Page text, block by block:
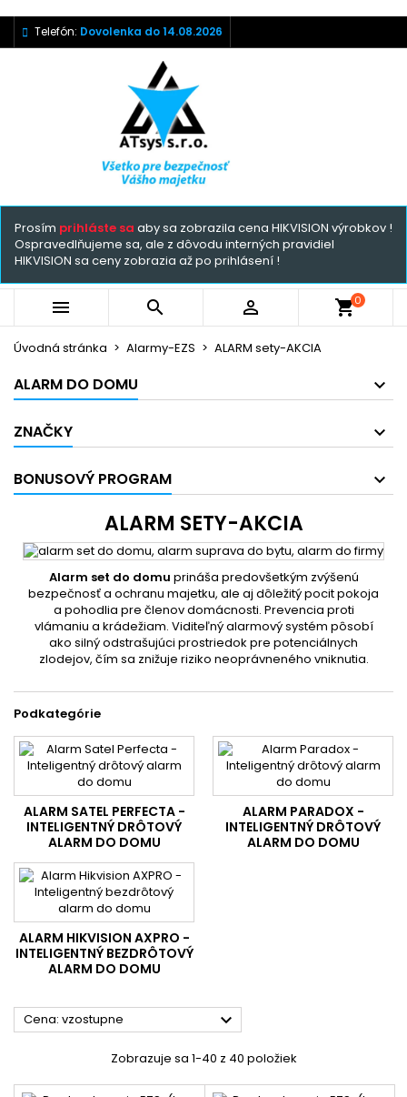
Telefón: Dovolenka do 14.08.2026
Prosím prihláste sa aby sa zobrazila cena HIKVISION výrobkov !
Ospravedlňujeme sa, ale z dôvodu interných pravidiel
HIKVISION sa ceny zobrazia až po prihlásení !
   shopping_cart0
Úvodná stránka Alarmy-EZS ALARM sety-AKCIA
ALARM DO DOMU
ZNAČKY
BONUSOVÝ PROGRAM
ALARM SETY-AKCIA
Alarm set do domu prináša predovšetkým zvýšenú
bezpečnosť a ochranu majetku, ale aj dôležitý pocit pokoja
a pohodlia pre členov domácnosti. Prevencia proti
vlámaniu a krádežiam. Viditeľný alarmový systém pôsobí
ako silný odstrašujúci prostriedok pre potenciálnych
zlodejov, čím sa znižuje riziko neoprávneného vniknutia.
Podkategórie
ALARM SATEL PERFECTA -
INTELIGENTNÝ DRÔTOVÝ
ALARM DO DOMU
ALARM PARADOX -
INTELIGENTNÝ DRÔTOVÝ
ALARM DO DOMU
ALARM HIKVISION AXPRO -
INTELIGENTNÝ BEZDRÔTOVÝ
ALARM DO DOMU
Cena: vzostupne 
Zobrazuje sa 1-40 z 40 položiek